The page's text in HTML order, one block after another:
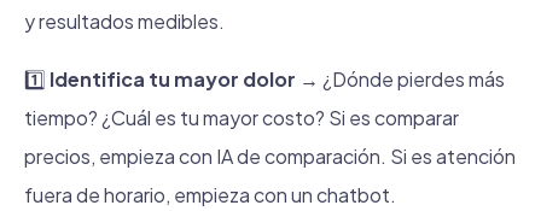
y resultados medibles.
1️⃣ Identifica tu mayor dolor → ¿Dónde pierdes más
tiempo? ¿Cuál es tu mayor costo? Si es comparar
precios, empieza con IA de comparación. Si es atención
fuera de horario, empieza con un chatbot.